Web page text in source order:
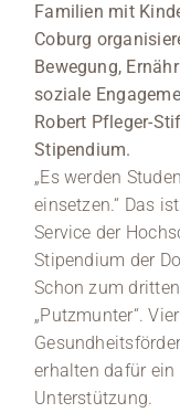
Familien mit
Coburg
Bewegung,
soziale
Robert Pfleger-
Stipendium.
„Es werden
einsetzen.“ Das
Service der
Stipendium der
Schon zum
„Putzmunter“.
erhalten dafür
Unterstützung.